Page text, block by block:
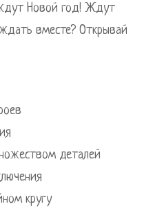
Новой год! Ждут
вместе? Открывай
деталей
кругу